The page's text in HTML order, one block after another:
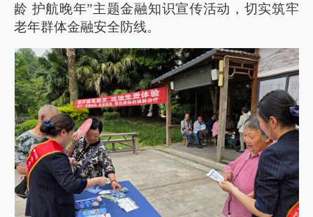
龄 护航晚年”主题金融知识宣传活动，切实筑牢
老年群体金融安全防线。